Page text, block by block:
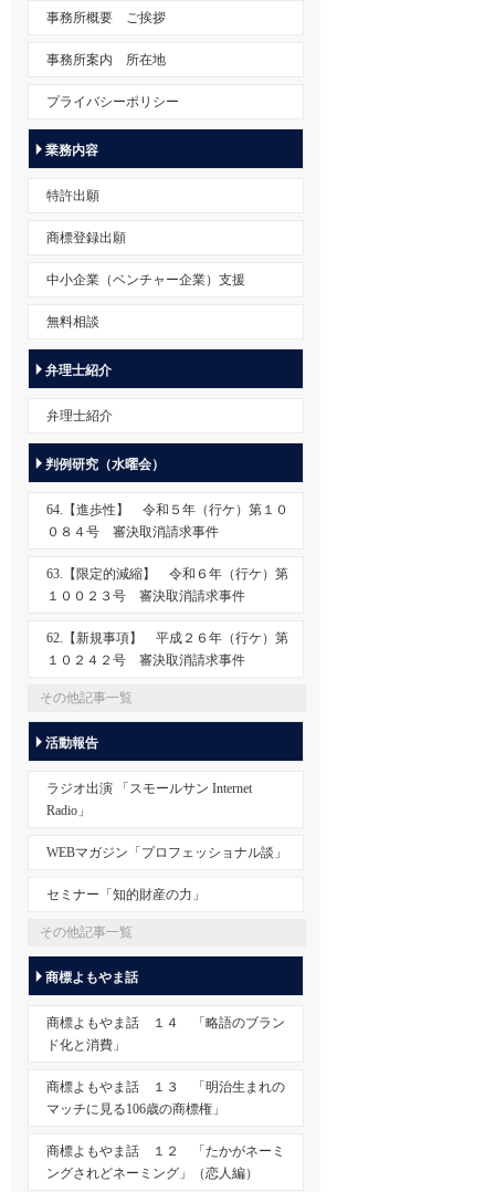
事務所概要 ご挨拶
事務所案内 所在地
プライバシーポリシー
業務内容
特許出願
商標登録出願
中小企業（ベンチャー企業）支援
無料相談
弁理士紹介
弁理士紹介
判例研究（水曜会）
64.【進歩性】 令和５年（行ケ）第１０
０８４号 審決取消請求事件
63.【限定的減縮】 令和６年（行ケ）第
１００２３号 審決取消請求事件
62.【新規事項】 平成２６年（行ケ）第
１０２４２号 審決取消請求事件
その他記事一覧
活動報告
ラジオ出演 「スモールサン Internet
Radio」
WEBマガジン「プロフェッショナル談」
セミナー「知的財産の力」
その他記事一覧
商標よもやま話
商標よもやま話 １４ 「略語のブラン
ド化と消費」
商標よもやま話 １３ 「明治生まれの
マッチに見る106歳の商標権」
商標よもやま話 １２ 「たかがネーミ
ングされどネーミング」（恋人編）